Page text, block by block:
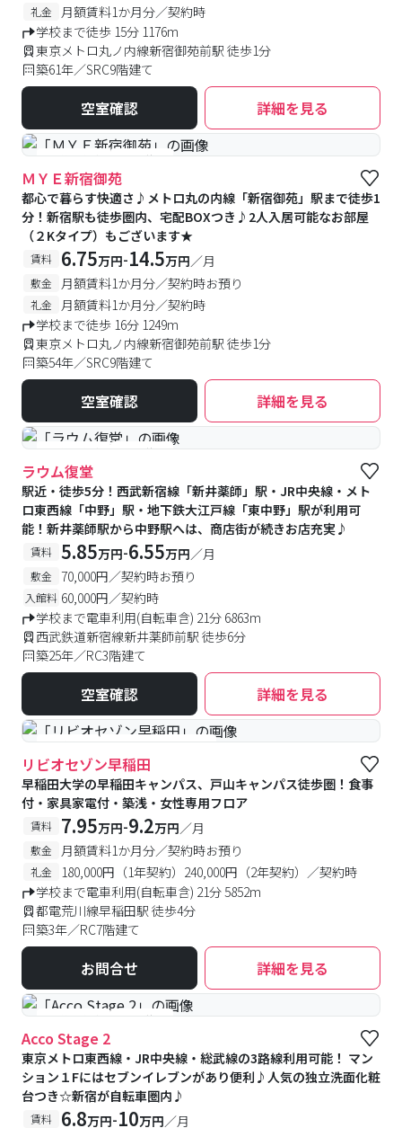
礼金
月額賃料1か月分／契約時
学校まで徒歩 15分 1176m
東京メトロ丸ノ内線新宿御苑前駅 徒歩1分
築61年／SRC9階建て
空室確認 詳細を見る
#予約受付中 #空室待ち
ＭＹＥ新宿御苑
都心で暮らす快適さ♪メトロ丸の内線「新宿御苑」駅まで徒歩1
分！新宿駅も徒歩圏内、宅配BOXつき♪2人入居可能なお部屋
（２Kタイプ）もございます★
賃料 6.75万円-14.5万円／月
敷金 月額賃料1か月分／契約時お預り
礼金
月額賃料1か月分／契約時
学校まで徒歩 16分 1249m
東京メトロ丸ノ内線新宿御苑前駅 徒歩1分
築54年／SRC9階建て
空室確認 詳細を見る
#予約受付中 #空室待ち
ラウム復堂
駅近・徒歩5分！西武新宿線「新井薬師」駅・JR中央線・メト
ロ東西線「中野」駅・地下鉄大江戸線「東中野」駅が利用可
能！新井薬師駅から中野駅へは、商店街が続きお店充実♪
賃料 5.85万円-6.55万円／月
敷金 70,000円／契約時お預り
入館料 60,000円／契約時
学校まで電車利用(自転車含) 21分 6863m
西武鉄道新宿線新井薬師前駅 徒歩6分
築25年／RC3階建て
空室確認 詳細を見る
#食事付き #女性専用フロアあり
リビオセゾン早稲田
早稲田大学の早稲田キャンパス、戸山キャンパス徒歩圏！食事
付・家具家電付・築浅・女性専用フロア
賃料 7.95万円-9.2万円／月
敷金 月額賃料1か月分／契約時お預り
礼金
180,000円（1年契約）240,000円（2年契約）／契約時
学校まで電車利用(自転車含) 21分 5852m
都電荒川線早稲田駅 徒歩4分
築3年／RC7階建て
お問合せ 詳細を見る
#予約受付中 #空室待ち
Acco Stage 2
東京メトロ東西線・JR中央線・総武線の3路線利用可能！ マン
ション１Fにはセブンイレブンがあり便利♪人気の独立洗面化粧
台つき☆新宿が自転車圏内♪
賃料 6.8万円-10万円／月